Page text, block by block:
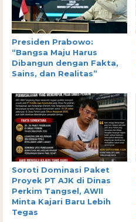
Presiden Prabowo:
“Bangsa Maju Harus
Dibangun dengan Fakta,
Sains, dan Realitas”
Soroti Dominasi Paket
Proyek PT AJK di Dinas
Perkim Tangsel, AWII
Minta Kajari Baru Lebih
Tegas